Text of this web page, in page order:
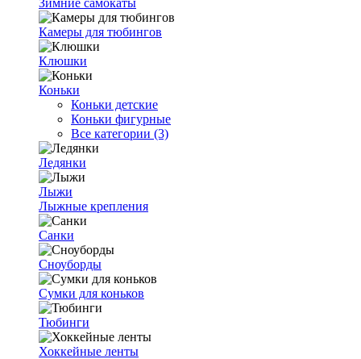
Зимние самокаты
Камеры для тюбингов
Клюшки
Коньки
Коньки детские
Коньки фигурные
Все категории (3)
Ледянки
Лыжи
Лыжные крепления
Санки
Сноуборды
Сумки для коньков
Тюбинги
Хоккейные ленты